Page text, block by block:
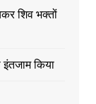
शिव भक्तों
किया